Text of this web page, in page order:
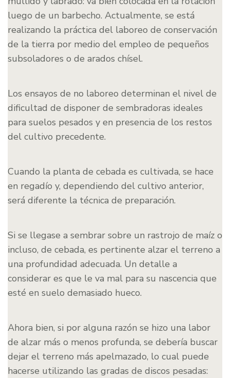
luego de un barbecho. Actualmente, se está
realizando la práctica del laboreo de conservación
de la tierra por medio del empleo de pequeños
subsoladores o de arados chísel.
Los ensayos de no laboreo determinan el nivel de
dificultad de disponer de sembradoras ideales
para suelos pesados y en presencia de los restos
del cultivo precedente.
Cuando la planta de cebada es cultivada, se hace
en regadío y, dependiendo del cultivo anterior,
será diferente la técnica de preparación.
Si se llegase a sembrar sobre un rastrojo de maíz o
incluso, de cebada, es pertinente alzar el terreno a
una profundidad adecuada. Un detalle a
considerar es que le va mal para su nascencia que
esté en suelo demasiado hueco.
Ahora bien, si por alguna razón se hizo una labor
de alzar más o menos profunda, se debería buscar
dejar el terreno más apelmazado, lo cual puede
hacerse utilizando las gradas de discos pesadas: